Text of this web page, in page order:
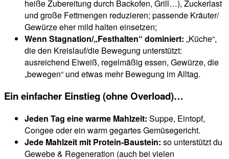
heiße Zubereitung durch Backofen, Grill…), Zuckerlast
und große Fettmengen reduzieren; passende Kräuter/
Gewürze eher mild halten einsetzen;
Wenn Stagnation/„Festhalten“ dominiert: „Küche“,
die den Kreislauf/die Bewegung unterstützt:
ausreichend Eiweiß, regelmäßig essen, Gewürze, die
„bewegen“ und etwas mehr Bewegung im Alltag.
Ein einfacher Einstieg (ohne Overload)…
Jeden Tag eine warme Mahlzeit: Suppe, Eintopf,
Congee oder ein warm gegartes Gemüsegericht.
Jede Mahlzeit mit Protein-Baustein: so unterstützt du
Gewebe & Regeneration (auch bei vielen